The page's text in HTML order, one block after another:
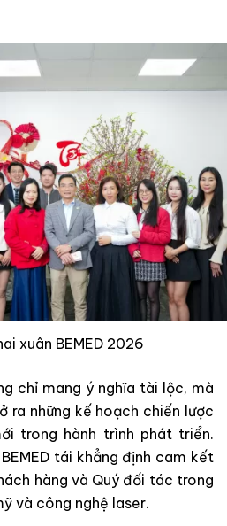
xuân BEMED 2026
chỉ mang ý nghĩa tài lộc, mà
ra những kế hoạch chiến lược
trong hành trình phát triển.
tái khẳng định cam kết
hàng và Quý đối tác trong
và công nghệ laser.